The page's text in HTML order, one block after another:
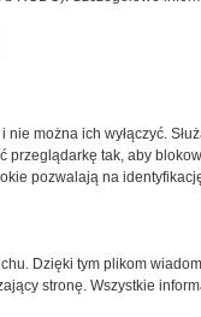
dni
można ich wyłączyć.
przeglądarkę tak, aby
pozwalają na
Dzięki tym plikom
stronę. Wszystkie